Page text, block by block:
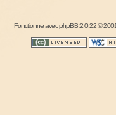
Fonctionne avecphpBB2.0.22 ©